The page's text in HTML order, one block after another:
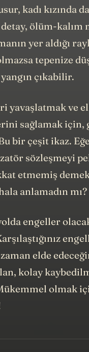
kadı kızında
ölüm-kalım
yer aldığı
tepenize
çıkabilir.
yavaşlatmak ve
sağlamak için,
bir çeşit ikaz.
sözleşmeyi
etmemiş
anlamadın mı?
engeller
elde
kolay
olmak